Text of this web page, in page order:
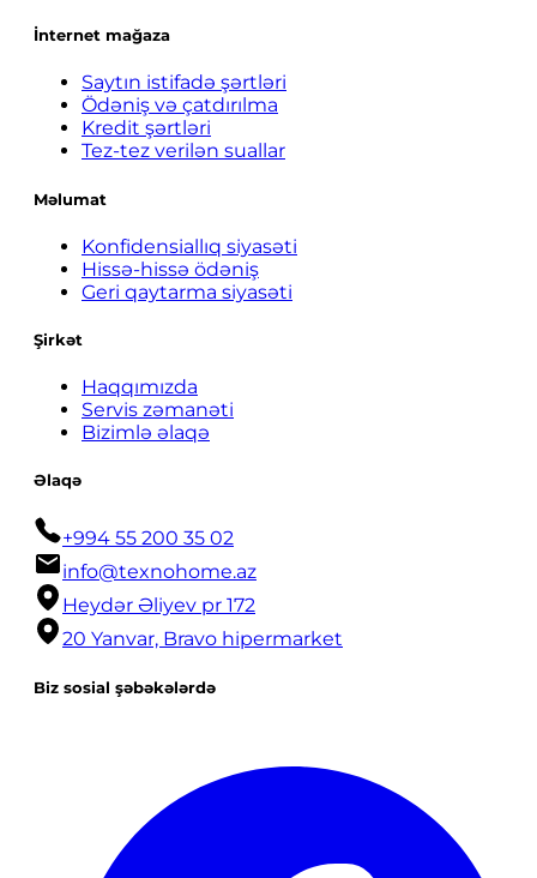
İnternet mağaza
Saytın istifadə şərtləri
Ödəniş və çatdırılma
Kredit şərtləri
Tez-tez verilən suallar
Məlumat
Konfidensiallıq siyasəti
Hissə-hissə ödəniş
Geri qaytarma siyasəti
Şirkət
Haqqımızda
Servis zəmanəti
Bizimlə əlaqə
Əlaqə
+994 55 200 35 02
info@texnohome.az
Heydər Əliyev pr 172
20 Yanvar, Bravo hipermarket
Biz sosial şəbəkələrdə